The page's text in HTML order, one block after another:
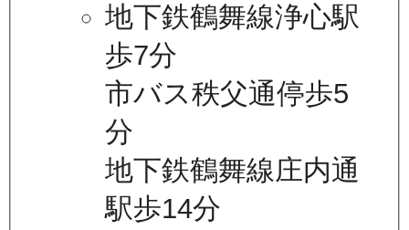
地下鉄鶴舞線浄心駅
歩7分
市バス秩父通停歩5
分
地下鉄鶴舞線庄内通
駅歩14分